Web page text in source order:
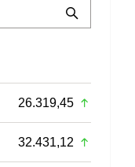
26.319,45
32.431,12